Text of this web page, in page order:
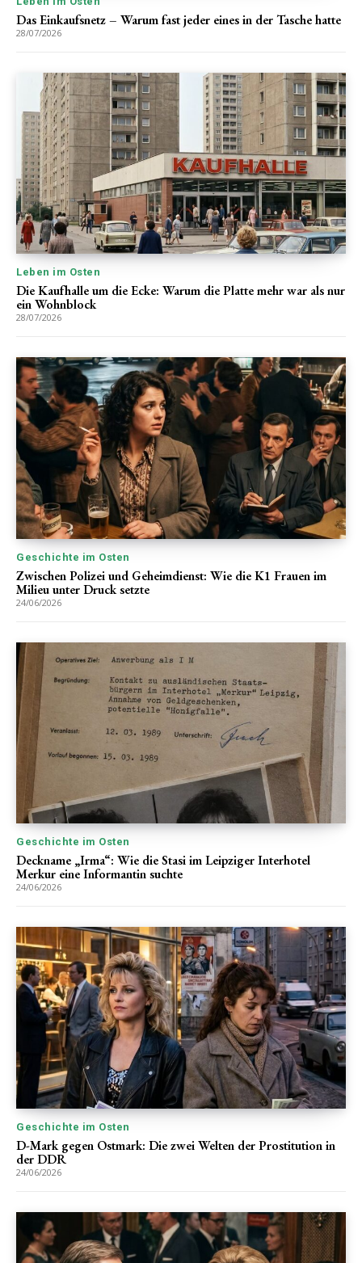
Das Einkaufsnetz – Warum fast jeder eines in der Tasche hatte
28/07/2026
Leben im Osten
Die Kaufhalle um die Ecke: Warum die Platte mehr war als nur
ein Wohnblock
28/07/2026
Geschichte im Osten
Zwischen Polizei und Geheimdienst: Wie die K1 Frauen im
Milieu unter Druck setzte
24/06/2026
Geschichte im Osten
Deckname „Irma“: Wie die Stasi im Leipziger Interhotel
Merkur eine Informantin suchte
24/06/2026
Geschichte im Osten
D-Mark gegen Ostmark: Die zwei Welten der Prostitution in
der DDR
24/06/2026